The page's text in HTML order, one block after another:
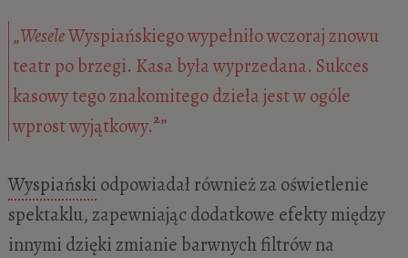
„WeseleWyspiańskiego wypełniło wczoraj znowu
teatr po brzegi. Kasa była wyprzedana. Sukces
kasowy tego znakomitego dzieła jest w ogóle
wprost wyjątkowy.2”
Wyspiański odpowiadał również za oświetlenie
spektaklu, zapewniając dodatkowe efekty między
innymi dzięki zmianie barwnych filtrów na